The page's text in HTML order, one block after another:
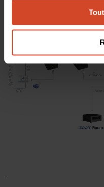
USB 2.0 à l’ordinateur portable.